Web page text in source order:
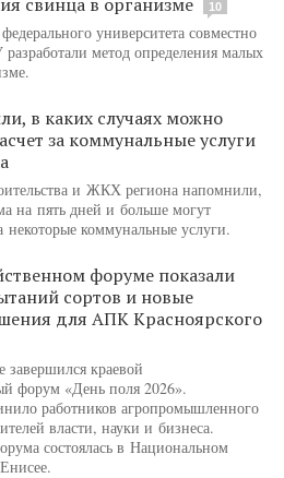
10
университета совместно
метод определения малых
в каких случаях можно
за коммунальные услуги
и ЖКХ региона напомнили,
на пять дней и больше могут
некоторые коммунальные услуги.
форуме показали
сортов и новые
для АПК Красноярского
завершился краевой
форум «День поля 2026».
работников агропромышленного
власти, науки и бизнеса.
состоялась в Национальном